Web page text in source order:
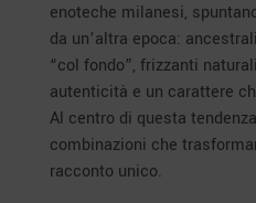
enoteche milanesi,
da un’altra epoca:
“col fondo”, frizzanti
autenticità e un carattere
Al centro di questa
combinazioni che
racconto unico.